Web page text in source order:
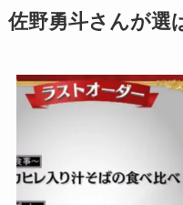
佐野勇斗さんが選